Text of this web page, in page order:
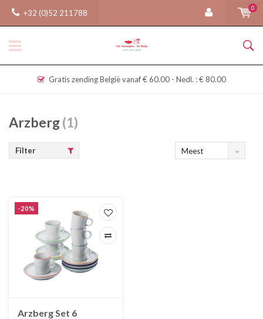
+32 (0)52 211788
0
Gratis zending België vanaf € 60.00 - Nedl. : € 80.00
Arzberg(1)
Filter
Meest
-20%
Arzberg Set 6